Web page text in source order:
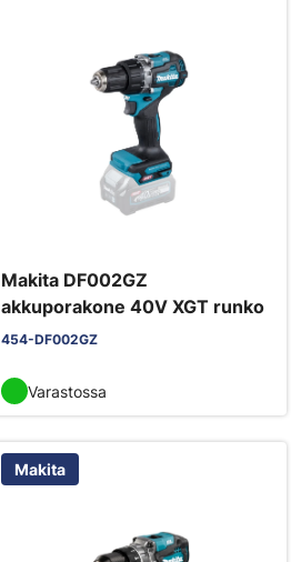
Makita DF002GZ
akkuporakone 40V XGT runko
454-DF002GZ
Varastossa
Makita